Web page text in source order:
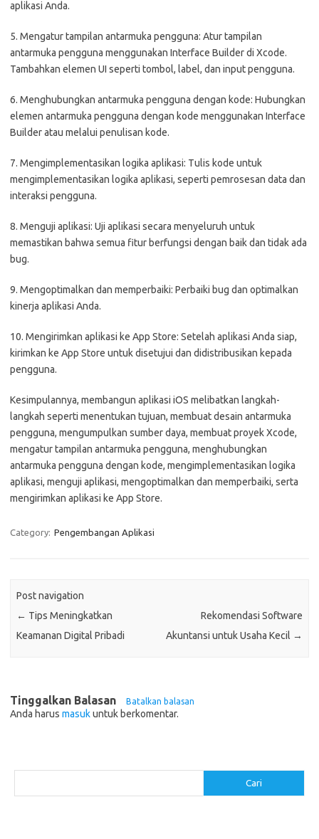
aplikasi Anda.
5. Mengatur tampilan antarmuka pengguna: Atur tampilan
antarmuka pengguna menggunakan Interface Builder di Xcode.
Tambahkan elemen UI seperti tombol, label, dan input pengguna.
6. Menghubungkan antarmuka pengguna dengan kode: Hubungkan
elemen antarmuka pengguna dengan kode menggunakan Interface
Builder atau melalui penulisan kode.
7. Mengimplementasikan logika aplikasi: Tulis kode untuk
mengimplementasikan logika aplikasi, seperti pemrosesan data dan
interaksi pengguna.
8. Menguji aplikasi: Uji aplikasi secara menyeluruh untuk
memastikan bahwa semua fitur berfungsi dengan baik dan tidak ada
bug.
9. Mengoptimalkan dan memperbaiki: Perbaiki bug dan optimalkan
kinerja aplikasi Anda.
10. Mengirimkan aplikasi ke App Store: Setelah aplikasi Anda siap,
kirimkan ke App Store untuk disetujui dan didistribusikan kepada
pengguna.
Kesimpulannya, membangun aplikasi iOS melibatkan langkah-
langkah seperti menentukan tujuan, membuat desain antarmuka
pengguna, mengumpulkan sumber daya, membuat proyek Xcode,
mengatur tampilan antarmuka pengguna, menghubungkan
antarmuka pengguna dengan kode, mengimplementasikan logika
aplikasi, menguji aplikasi, mengoptimalkan dan memperbaiki, serta
mengirimkan aplikasi ke App Store.
Category: Pengembangan Aplikasi
Post navigation
← Tips Meningkatkan
Keamanan Digital Pribadi
Rekomendasi Software
Akuntansi untuk Usaha Kecil →
Tinggalkan Balasan Batalkan balasan
Anda harus masukuntuk berkomentar.
Cari